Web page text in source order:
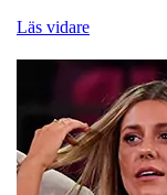
Läs vidare